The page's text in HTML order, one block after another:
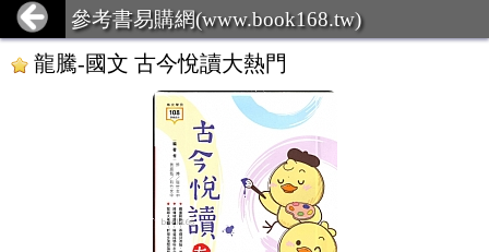
參考書易購網(www.book168.tw)
龍騰-國文 古今悅讀大熱門